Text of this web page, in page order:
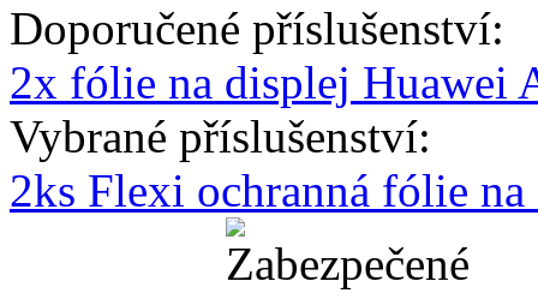
Doporučené příslušenství:
2x fólie na displej Huawei
Vybrané příslušenství:
2ks Flexi ochranná fólie